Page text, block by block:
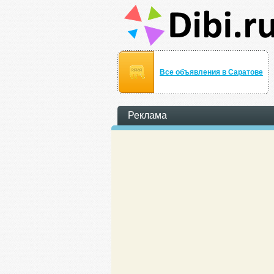
Все объявления в Саратове
Реклама